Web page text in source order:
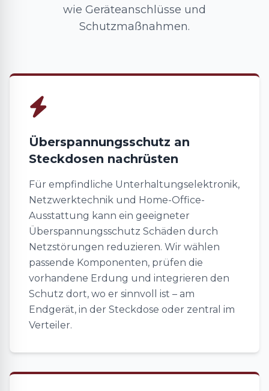
wie Geräteanschlüsse und
Schutzmaßnahmen.
Überspannungsschutz an
Steckdosen nachrüsten
Für empfindliche Unterhaltungselektronik,
Netzwerktechnik und Home-Office-
Ausstattung kann ein geeigneter
Überspannungsschutz Schäden durch
Netzstörungen reduzieren. Wir wählen
passende Komponenten, prüfen die
vorhandene Erdung und integrieren den
Schutz dort, wo er sinnvoll ist – am
Endgerät, in der Steckdose oder zentral im
Verteiler.